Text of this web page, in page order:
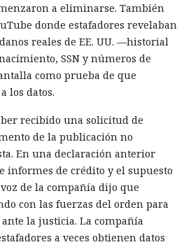
a eliminarse. También
donde estafadores revelaban
reales de EE. UU. —historial
SSN y números de
como prueba de que
los datos.
recibido una solicitud de
de la publicación no
En una declaración anterior
informes de crédito y el supuesto
de la compañía dijo que
con las fuerzas del orden para
la justicia. La compañía
a veces obtienen datos